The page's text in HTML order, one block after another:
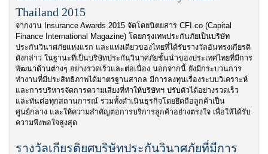
Thailand 2015
จากงาน Insurance Awards 2015 จัดโดยนิตยสาร CFI.co (Capital
Finance International Magazine) โดยกรุงเทพประกันภัยเป็นบริษัท
ประกันวินาศภัยแห่งแรก และแห่งเดียวของไทยที่ได้รับรางวัลอันทรงเกียรติ
ดังกล่าว ในฐานะที่เป็นบริษัทประกันวินาศภัยชั้นนำของประเทศไทยที่มีการ
พัฒนาด้านต่างๆ อย่างรวดเร็วและต่อเนื่อง นอกจากนี้ ยังมีกระบวนการ
ทำงานที่มีประสิทธิภาพได้มาตรฐานสากล มีการลงทุนเรื่องระบบวิเคราะห์
และการบริหารจัดการความเสี่ยงที่ทำให้บริษัทฯ ปรับตัวได้อย่างรวดเร็ว
และทันต่อทุกสถานการณ์ รวมทั้งดำเนินธุรกิจโดยยึดถือลูกค้าเป็น
ศูนย์กลาง และให้ความสำคัญต่อการบริการลูกค้าอย่างตรงใจ เพื่อให้ได้รับ
ความพึงพอใจสูงสุด
รางวัลเกียรติยศบริษัทประกันวินาศภัยที่มีการ